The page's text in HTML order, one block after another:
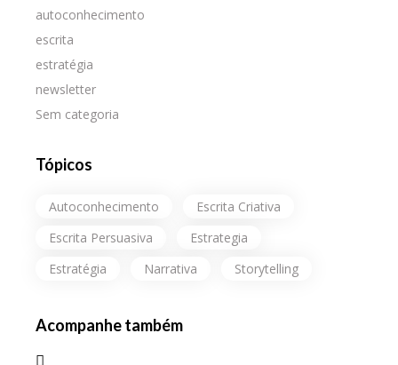
autoconhecimento
escrita
estratégia
newsletter
Sem categoria
Tópicos
Autoconhecimento
Escrita Criativa
Escrita Persuasiva
Estrategia
Estratégia
Narrativa Storytelling
Acompanhe também